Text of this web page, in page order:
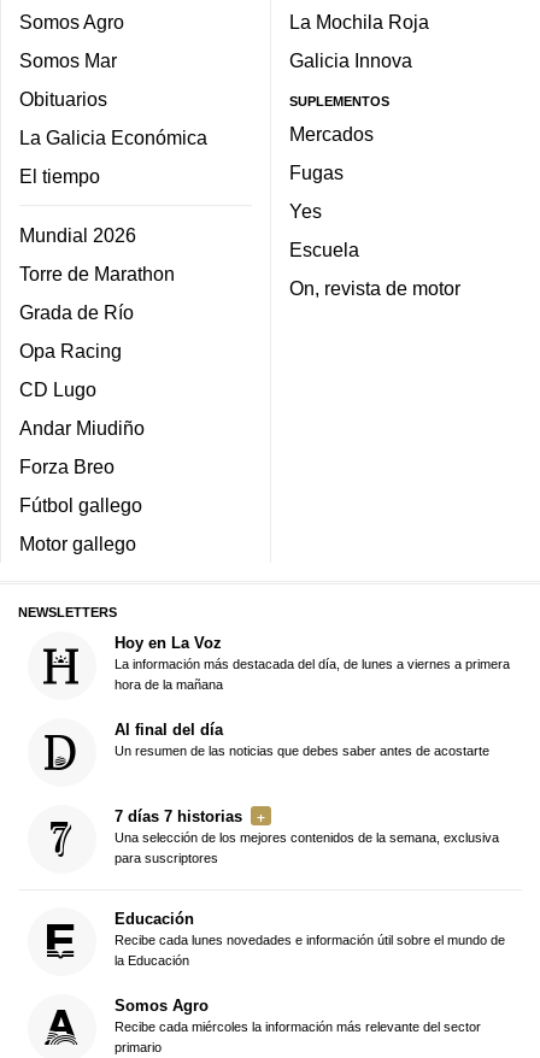
Somos Agro
Somos Mar
Obituarios
La Galicia Económica
El tiempo
Mundial 2026
Torre de Marathon
Grada de Río
Opa Racing
CD Lugo
Andar Miudiño
Forza Breo
Fútbol gallego
Motor gallego
La Mochila Roja
Galicia Innova
SUPLEMENTOS
Mercados
Fugas
Yes
Escuela
On, revista de motor
NEWSLETTERS
Hoy en La Voz
La información más destacada del día, de lunes a viernes a primera
hora de la mañana
Al final del día
Un resumen de las noticias que debes saber antes de acostarte
7 días 7 historias
Una selección de los mejores contenidos de la semana, exclusiva
para suscriptores
Educación
Recibe cada lunes novedades e información útil sobre el mundo de
la Educación
Somos Agro
Recibe cada miércoles la información más relevante del sector
primario